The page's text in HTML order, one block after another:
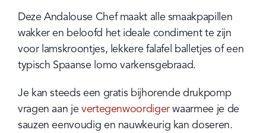
Deze Andalouse Chef maakt alle smaakpapillen
wakker en beloofd het ideale condiment te zijn
voor lamskroontjes, lekkere falafel balletjes of een
typisch Spaanse lomo varkensgebraad.
Je kan steeds een gratis bijhorende drukpomp
vragen aan je vertegenwoordiger waarmee je de
sauzen eenvoudig en nauwkeurig kan doseren.